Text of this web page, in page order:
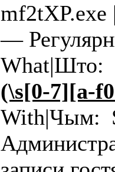
—
What|Што:
(\s[0-7][a-
With|Чым: